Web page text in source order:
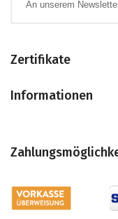
Zertifikate
Informationen